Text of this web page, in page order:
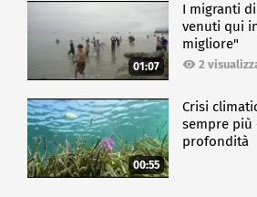
01:07
I migranti
venuti qui
migliore"
2
00:55
Crisi
sempre più
profondità